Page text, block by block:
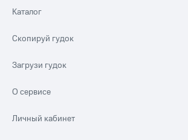
Каталог
Скопируй гудок
Загрузи гудок
О сервисе
Личный кабинет